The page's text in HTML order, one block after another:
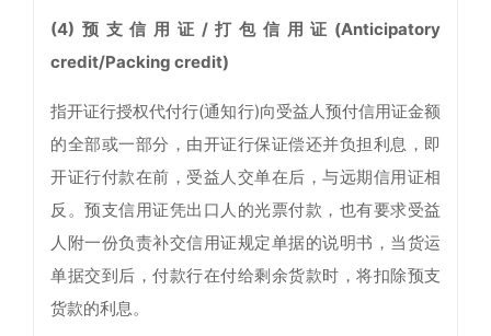
(4)预支信用证/打包信用证(Anticipatory
credit/Packing credit)
指开证行授权代付行(通知行)向受益人预付信用证金额
的全部或一部分，由开证行保证偿还并负担利息，即
开证行付款在前，受益人交单在后，与远期信用证相
反。预支信用证凭出口人的光票付款，也有要求受益
人附一份负责补交信用证规定单据的说明书，当货运
单据交到后，付款行在付给剩余货款时，将扣除预支
货款的利息。